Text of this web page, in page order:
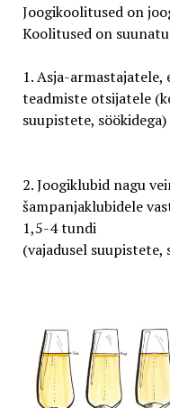
Joogikoolitused on
Koolitused on
1. Asja-
teadmiste otsijatele
suupistete, söökidega)
2. Joogiklubid nagu
šampanjaklubidele
1,5-4 tundi
(vajadusel suupistete,